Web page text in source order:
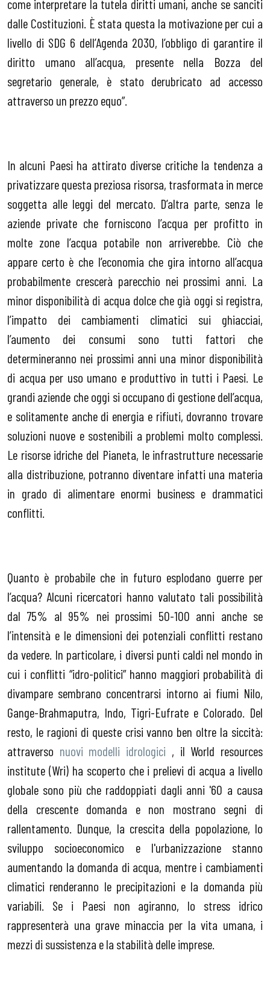
come interpretare la tutela diritti umani, anche se sanciti
dalle Costituzioni. È stata questa la motivazione per cui a
livello di SDG 6 dell’Agenda 2030, l’obbligo di garantire il
diritto umano all’acqua, presente nella Bozza del
segretario generale, è stato derubricato ad accesso
attraverso un prezzo equo”.
In alcuni Paesi ha attirato diverse critiche la tendenza a
privatizzare questa preziosa risorsa, trasformata in merce
soggetta alle leggi del mercato. D’altra parte, senza le
aziende private che forniscono l’acqua per profitto in
molte zone l’acqua potabile non arriverebbe. Ciò che
appare certo è che l’economia che gira intorno all’acqua
probabilmente crescerà parecchio nei prossimi anni. La
minor disponibilità di acqua dolce che già oggi si registra,
l’impatto dei cambiamenti climatici sui ghiacciai,
l’aumento dei consumi sono tutti fattori che
determineranno nei prossimi anni una minor disponibilità
di acqua per uso umano e produttivo in tutti i Paesi. Le
grandi aziende che oggi si occupano di gestione dell’acqua,
e solitamente anche di energia e rifiuti, dovranno trovare
soluzioni nuove e sostenibili a problemi molto complessi.
Le risorse idriche del Pianeta, le infrastrutture necessarie
alla distribuzione, potranno diventare infatti una materia
in grado di alimentare enormi business e drammatici
conflitti.
Quanto è probabile che in futuro esplodano guerre per
l’acqua? Alcuni ricercatori hanno valutato tali possibilità
dal 75% al 95% nei prossimi 50-100 anni anche se
l’intensità e le dimensioni dei potenziali conflitti restano
da vedere. In particolare, i diversi punti caldi nel mondo in
cui i conflitti “idro-politici” hanno maggiori probabilità di
divampare sembrano concentrarsi intorno ai fiumi Nilo,
Gange-Brahmaputra, Indo, Tigri-Eufrate e Colorado. Del
resto, le ragioni di queste crisi vanno ben oltre la siccità:
attraverso nuovi modelli idrologici , il World resources
institute (Wri) ha scoperto che i prelievi di acqua a livello
globale sono più che raddoppiati dagli anni '60 a causa
della crescente domanda e non mostrano segni di
rallentamento. Dunque, la crescita della popolazione, lo
sviluppo socioeconomico e l'urbanizzazione stanno
aumentando la domanda di acqua, mentre i cambiamenti
climatici renderanno le precipitazioni e la domanda più
variabili. Se i Paesi non agiranno, lo stress idrico
rappresenterà una grave minaccia per la vita umana, i
mezzi di sussistenza e la stabilità delle imprese.